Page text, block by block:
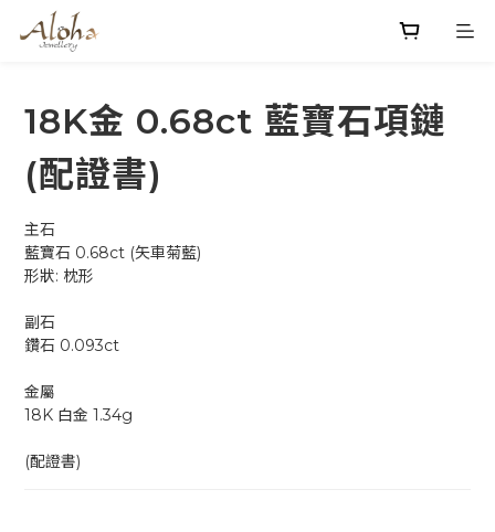
18K金 0.68ct 藍寶石項鏈
(配證書)
主石
藍寶石 0.68ct (矢車菊藍)
形狀: 枕形
副石
鑽石 0.093ct
金屬
18K 白金 1.34g
(配證書)